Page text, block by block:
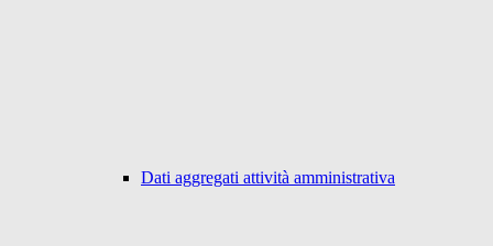
Dati aggregati attività amministrativa